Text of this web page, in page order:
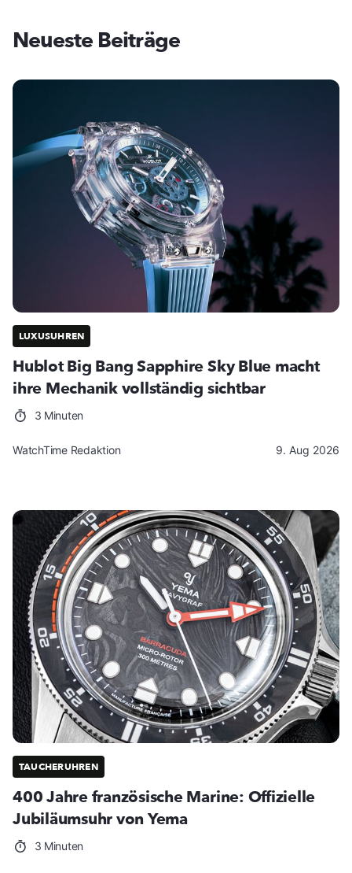
Neueste Beiträge
LUXUSUHREN
Hublot Big Bang Sapphire Sky Blue macht
ihre Mechanik vollständig sichtbar
3 Minuten
WatchTime Redaktion 9. Aug 2026
TAUCHERUHREN
400 Jahre französische Marine: Offizielle
Jubiläumsuhr von Yema
3 Minuten